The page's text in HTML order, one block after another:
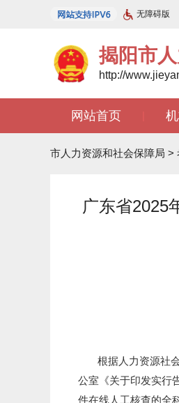
无障碍版
揭阳市
http://
网站首页
市人力资源和社会保障局 >
广东省2025
根据人力资源社会
公室《关于印发实行
件在线人工核查的全